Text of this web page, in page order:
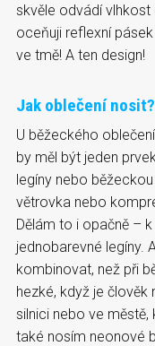
skvěle odvádí vlhkost
oceňuji reflexní
ve tmě! A ten design!
Jak oblečení nosit?
U běžeckého
by měl být jeden
legíny nebo
větrovka nebo
Dělám to i opačně –
jednobarevné legíny.
kombinovat, než při
hezké, když je člověk
silnici nebo ve městě,
také nosím neonové